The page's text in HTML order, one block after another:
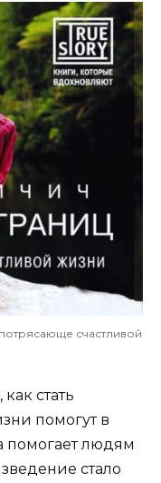
счастливой
стать
помогут в
помогает людям
стало